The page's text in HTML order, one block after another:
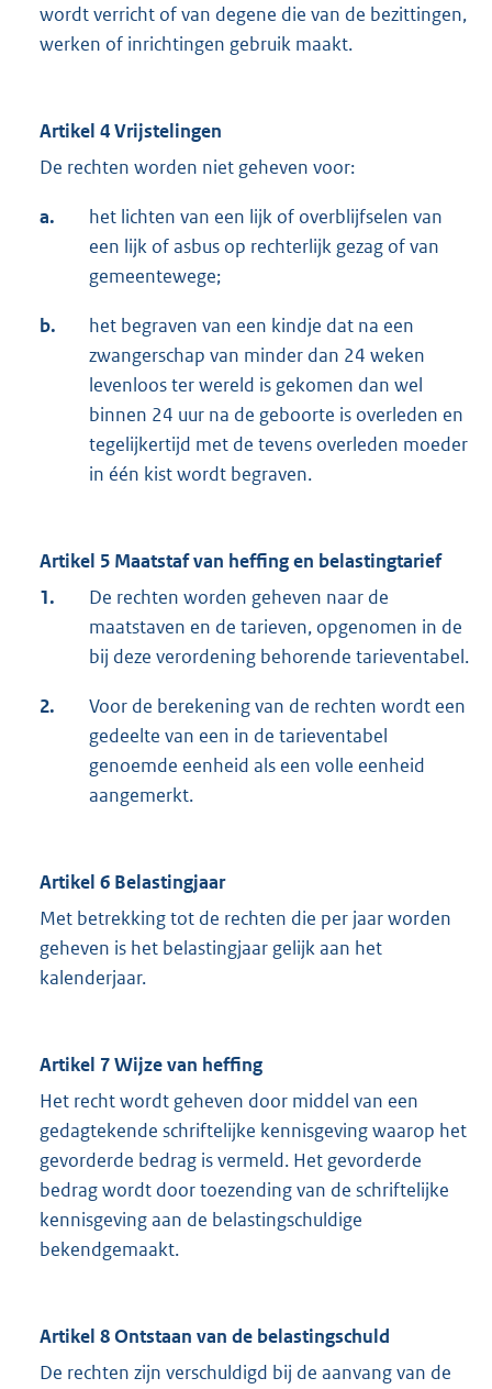
wordt verricht of van degene die van de bezittingen,
werken of inrichtingen gebruik maakt.
Artikel 4 Vrijstelingen
De rechten worden niet geheven voor:
a.
het lichten van een lijk of overblijfselen van
een lijk of asbus op rechterlijk gezag of van
gemeentewege;
b.
het begraven van een kindje dat na een
zwangerschap van minder dan 24 weken
levenloos ter wereld is gekomen dan wel
binnen 24 uur na de geboorte is overleden en
tegelijkertijd met de tevens overleden moeder
in één kist wordt begraven.
Artikel 5 Maatstaf van heffing en belastingtarief
1.
De rechten worden geheven naar de
maatstaven en de tarieven, opgenomen in de
bij deze verordening behorende tarieventabel.
2.
Voor de berekening van de rechten wordt een
gedeelte van een in de tarieventabel
genoemde eenheid als een volle eenheid
aangemerkt.
Artikel 6 Belastingjaar
Met betrekking tot de rechten die per jaar worden
geheven is het belastingjaar gelijk aan het
kalenderjaar.
Artikel 7 Wijze van heffing
Het recht wordt geheven door middel van een
gedagtekende schriftelijke kennisgeving waarop het
gevorderde bedrag is vermeld. Het gevorderde
bedrag wordt door toezending van de schriftelijke
kennisgeving aan de belastingschuldige
bekendgemaakt.
Artikel 8 Ontstaan van de belastingschuld
De rechten zijn verschuldigd bij de aanvang van de